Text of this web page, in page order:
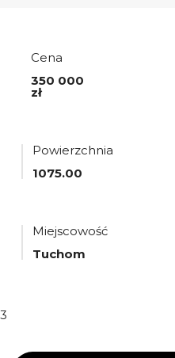
Cena
350 000
zł
Powierzchnia
1075.00
Miejscowość
Tuchom
3